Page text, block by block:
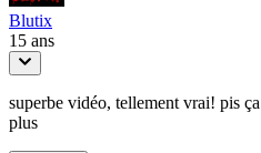
Blutix
15 ans
superbe vidéo, tellement vrai! pis
plus